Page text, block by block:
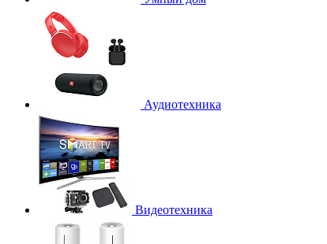
Аудиотехника
Видеотехника